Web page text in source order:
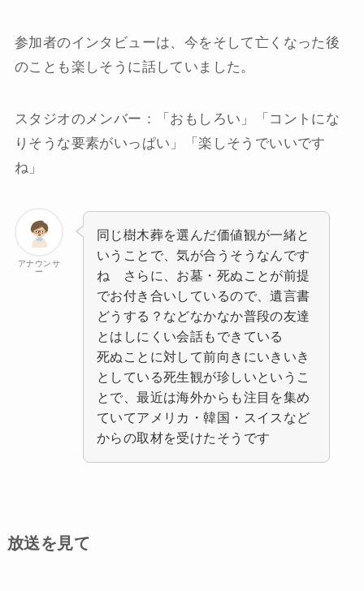
参加者のインタビューは、今をそして亡くなった後
のことも楽しそうに話していました。
スタジオのメンバー：「おもしろい」「コントにな
りそうな要素がいっぱい」「楽しそうでいいです
ね」
アナウンサ
ー
同じ樹木葬を選んだ価値観が一緒と
いうことで、気が合うそうなんです
ね さらに、お墓・死ぬことが前提
でお付き合いしているので、遺言書
どうする？などなかなか普段の友達
とはしにくい会話もできている
死ぬことに対して前向きにいきいき
としている死生観が珍しいというこ
とで、最近は海外からも注目を集め
ていてアメリカ・韓国・スイスなど
からの取材を受けたそうです
放送を見て